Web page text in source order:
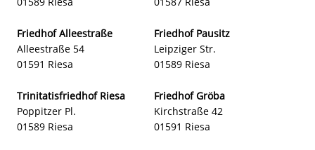
Friedhof Alleestraße
Alleestraße 54
01591 Riesa
Friedhof Pausitz
Leipziger Str.
01589 Riesa
Trinitatisfriedhof Riesa
Poppitzer Pl.
01589 Riesa
Friedhof Gröba
Kirchstraße 42
01591 Riesa